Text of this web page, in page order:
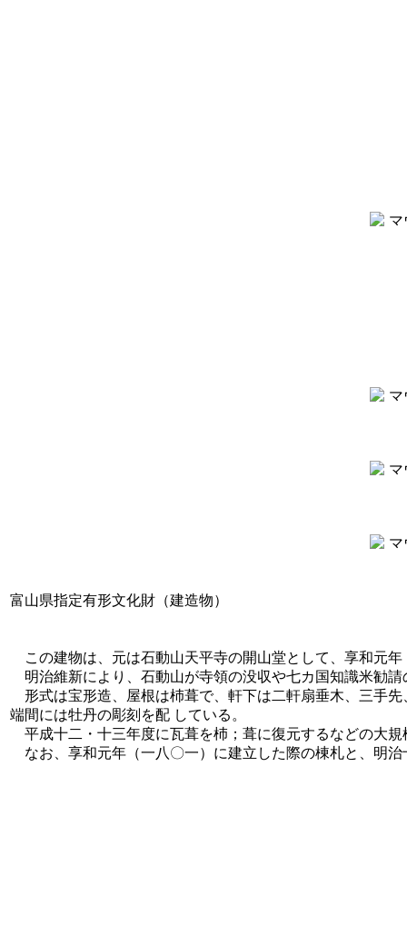
富山県指定有形文化財（建造物）
この建物は、元は石動山天平寺の開山堂として、享和元
明治維新により、石動山が寺領の没収や七カ国知識米勧
形式は宝形造、屋根は杮葺で、軒下は二軒扇垂木、三手
端間には牡丹の彫刻を配 している。
平成十二・十三年度に瓦葺を杮；葺に復元するなどの大
なお、享和元年（一八〇一）に建立した際の棟札と、明